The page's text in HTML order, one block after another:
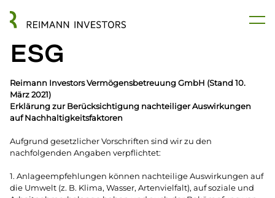
ESG
Reimann Investors Vermögensbetreuung GmbH (Stand 10.
März 2021)
Erklärung zur Berücksichtigung nachteiliger Auswirkungen
auf Nachhaltigkeitsfaktoren
Aufgrund gesetzlicher Vorschriften sind wir zu den
nachfolgenden Angaben verpflichtet:
1. Anlageempfehlungen können nachteilige Auswirkungen auf
die Umwelt (z. B. Klima, Wasser, Artenvielfalt), auf soziale und